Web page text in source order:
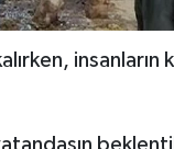
insanların